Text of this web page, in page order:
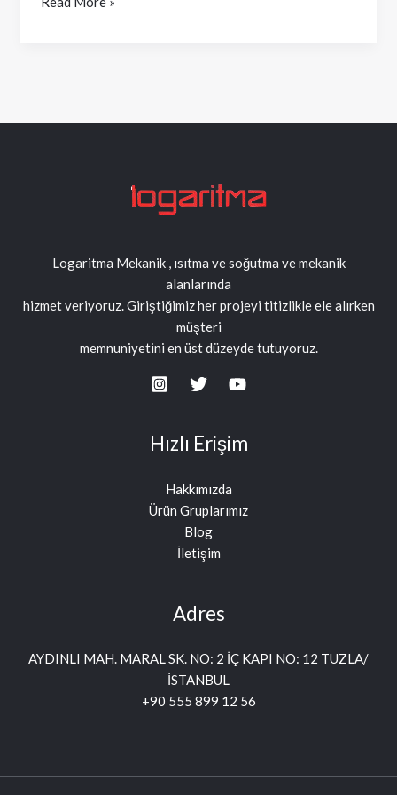
Isı
Logaritma Mekanik , ısıtma ve soğutma ve mekanik
alanlarında
hizmet veriyoruz. Giriştiğimiz her projeyi titizlikle ele alırken
müşteri
memnuniyetini en üst düzeyde tutuyoruz.
Hızlı Erişim
Hakkımızda
Ürün Gruplarımız
Blog
İletişim
Adres
AYDINLI MAH. MARAL SK. NO: 2 İÇ KAPI NO: 12 TUZLA/
İSTANBUL
+90 555 899 12 56